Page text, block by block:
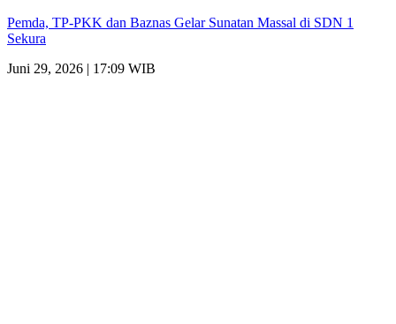
Pemda, TP-PKK dan Baznas Gelar Sunatan Massal di SDN 1
Sekura
Juni 29, 2026 | 17:09 WIB